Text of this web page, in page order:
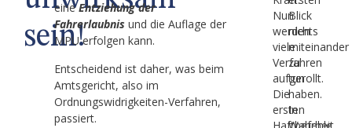
sein!
eineEntziehung der
Fahrerlaubnis und die Auflage der
MPU erfolgen kann.
Entscheidend ist daher, was beim
Amtsgericht, also im
Ordnungswidrigkeiten-Verfahren,
passiert.
Nun
werden
viele
Verfahren
aufgerollt.
Die
ersten
Blick
nichts
miteinander
zu
tun
haben.
In